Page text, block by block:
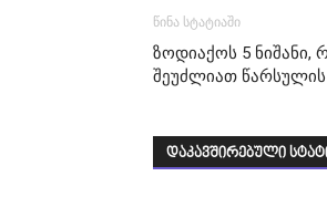
წინა სტატიაში
ზოდიაქოს 5
შეუძლიათ წარსულის
დაკავშირებული